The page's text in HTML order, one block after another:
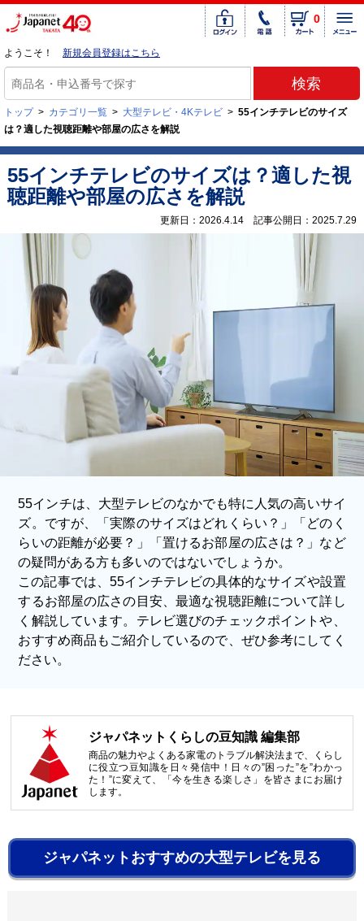
0
ようこそ！ 新規会員登録はこちら
トップ > カテゴリ一覧 > 大型テレビ・4Kテレビ > 55インチテレビのサイズ
は？適した視聴距離や部屋の広さを解説
55インチテレビのサイズは？適した視
聴距離や部屋の広さを解説
更新日：2026.4.14 記事公開日：2025.7.29
55インチは、大型テレビのなかでも特に人気の高いサイ
ズ。ですが、「実際のサイズはどれくらい？」「どのく
らいの距離が必要？」「置けるお部屋の広さは？」など
の疑問がある方も多いのではないでしょうか。
この記事では、55インチテレビの具体的なサイズや設置
するお部屋の広さの目安、最適な視聴距離について詳し
く解説しています。テレビ選びのチェックポイントや、
おすすめ商品もご紹介しているので、ぜひ参考にしてく
ださい。
ジャパネットくらしの豆知識 編集部
商品の魅力やよくある家電のトラブル解決法まで、くらし
に役立つ豆知識を日々発信中！日々の”困った”を”わかっ
た！”に変えて、「今を生きる楽しさ」を皆さまにお届け
します。
ジャパネットおすすめの大型テレビを見る